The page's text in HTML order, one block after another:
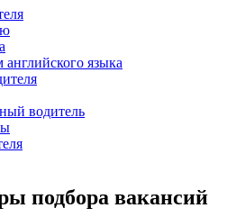
английского языка
водитель
подбора вакансий